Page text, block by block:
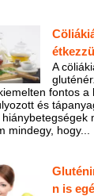
A
fontos a
és
mindegy, hogy...
n is